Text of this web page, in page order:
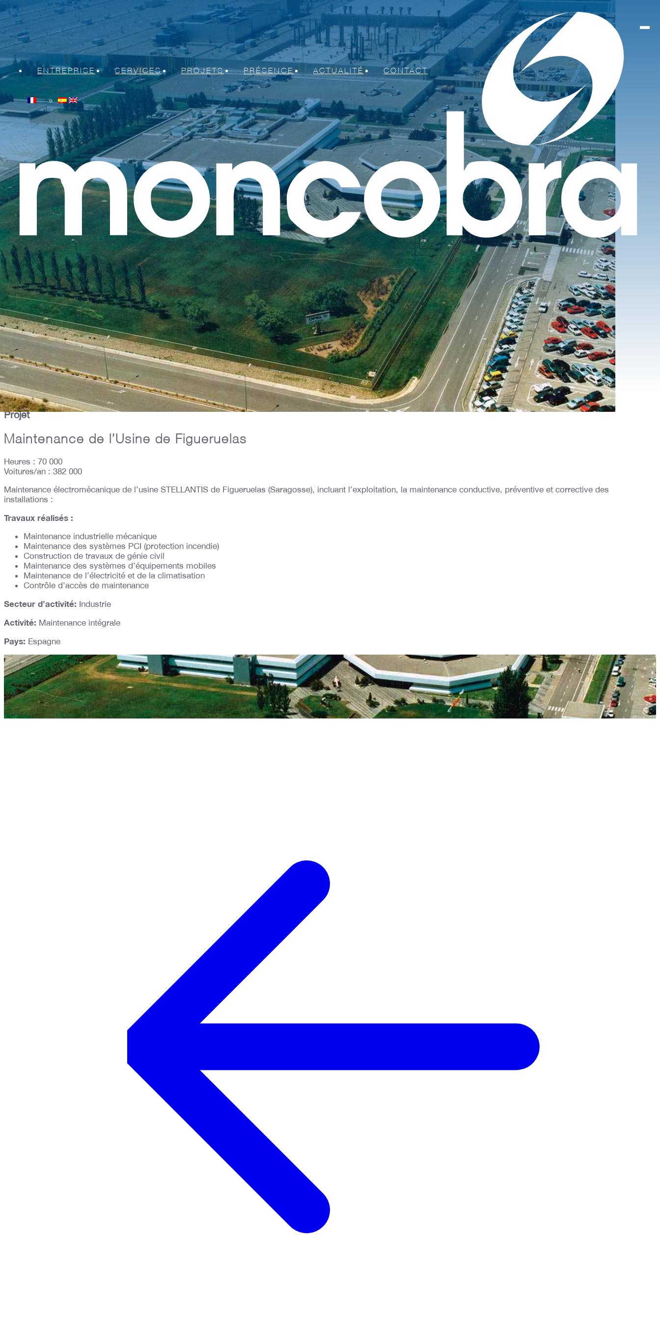
ENTREPRISE
À propos de Moncobra
SERVICES
Montages et installations mécaniques et électriques
Maintenance intégrale
Travaux lors d'arrêts
Démantèlements
PROJETS PRÉSENCE ACTUALITÉ CONTACT
Projet
Maintenance de l’Usine de Figueruelas
Heures : 70 000
Voitures/an : 382 000
Maintenance électromécanique de l’usine STELLANTIS de Figueruelas (Saragosse), incluant l’exploitation, la maintenance conductive, préventive et corrective des
installations :
Travaux réalisés :
Maintenance industrielle mécanique
Maintenance des systèmes PCI (protection incendie)
Construction de travaux de génie civil
Maintenance des systèmes d’équipements mobiles
Maintenance de l’électricité et de la climatisation
Contrôle d’accès de maintenance
Secteur d’activité: Industrie
Activité: Maintenance intégrale
Pays: Espagne